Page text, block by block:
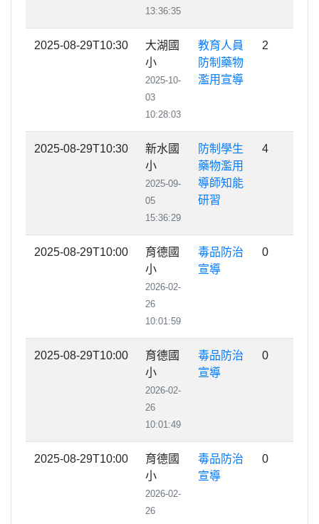
13:36:35
2025-08-29T10:30
大湖國
小
2025-10-
03
10:28:03
教育人員
防制藥物
濫用宣導
2
2025-08-29T10:30
新水國
小
2025-09-
05
15:36:29
防制學生
藥物濫用
導師知能
研習
4
2025-08-29T10:00
育德國
小
2026-02-
26
10:01:59
毒品防治
宣導
0
2025-08-29T10:00
育德國
小
2026-02-
26
10:01:49
毒品防治
宣導
0
2025-08-29T10:00
育德國
小
2026-02-
26
毒品防治
宣導
0